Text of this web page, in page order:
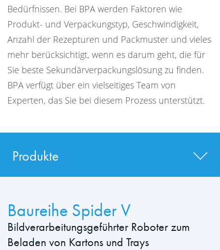
Bedürfnissen. Bei BPA werden Faktoren wie
Produkt- und Verpackungstyp, Geschwindigkeit,
Anzahl der Rezepturen und Packmuster und vieles
mehr berücksichtigt, wenn es darum geht, die für
Sie beste Sekundärverpackungslösung zu finden.
BPA verfügt über ein vielseitiges Team von
Experten, das Sie bei diesem Prozess unterstützt.
Produkte
Baureihe Spider V
Bildverarbeitungsgeführter Roboter zum
Beladen von Kartons und Trays